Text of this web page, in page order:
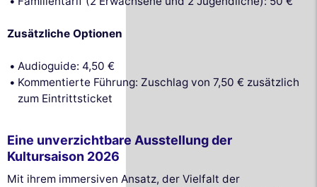
Zusätzliche Optionen
Audioguide: 4,50 €
Kommentierte Führung: Zuschlag von 7,50 € zusätzlich
zum Eintrittsticket
Eine unverzichtbare Ausstellung der
Kultursaison 2026
Mit ihrem immersiven Ansatz, der Vielfalt der